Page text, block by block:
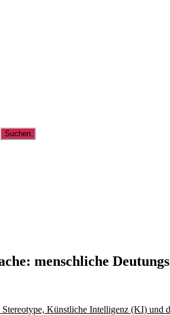
menschliche
Stereotype, Künstliche Intelligenz (KI) und